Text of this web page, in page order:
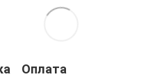
Оплата